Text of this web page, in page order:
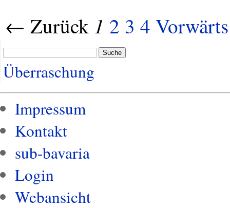
← Zurück 1 2 3 4
Suche
Überraschung
Impressum
Kontakt
sub-bavaria
Login
Webansicht